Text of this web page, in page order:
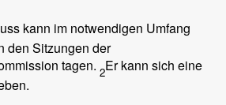
kann im notwendigen Umfang
den Sitzungen der
tagen. 2Er kann sich eine